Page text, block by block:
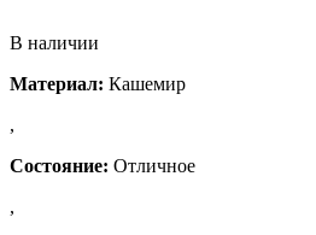
В наличии
Материал: Кашемир
,
Состояние: Отличное
,